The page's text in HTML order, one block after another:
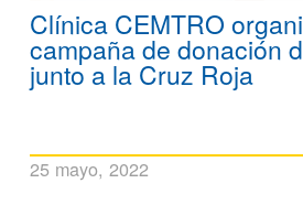
Clínica CEMTRO
campaña de donación
junto a la Cruz Roja
25 mayo, 2022